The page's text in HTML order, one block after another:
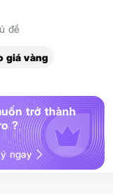
đề
giá vàng
trở thành
?
ngay